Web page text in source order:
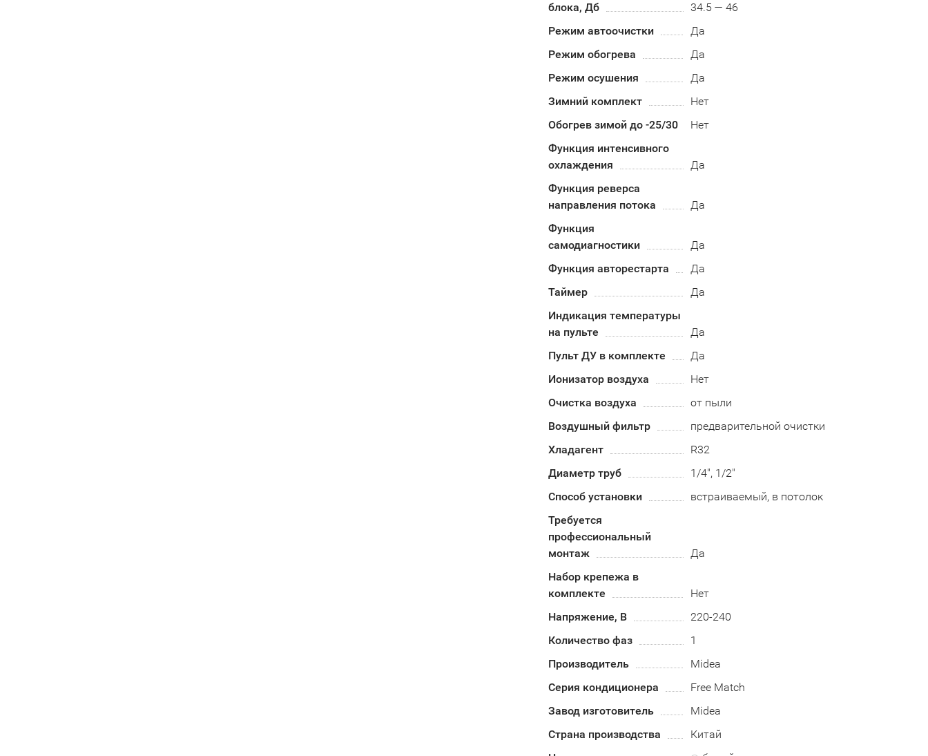
блока, Дб
34.5 — 46
Режим автоочистки
Да
Режим обогрева
Да
Режим осушения
Да
Зимний комплект
Нет
Обогрев зимой до -25/30
Нет
Функция интенсивного
охлаждения
Да
Функция реверса
направления потока
Да
Функция
самодиагностики
Да
Функция авторестарта
Да
Таймер
Да
Индикация температуры
на пульте
Да
Пульт ДУ в комплекте
Да
Ионизатор воздуха
Нет
Очистка воздуха
от пыли
Воздушный фильтр
предварительной очистки
Хладагент
R32
Диаметр труб
1/4", 1/2"
Способ установки
встраиваемый, в потолок
Требуется
профессиональный
монтаж
Да
Набор крепежа в
комплекте
Нет
Напряжение, В
220-240
Количество фаз
1
Производитель
Midea
Серия кондиционера
Free Match
Завод изготовитель
Midea
Страна производства
Китай